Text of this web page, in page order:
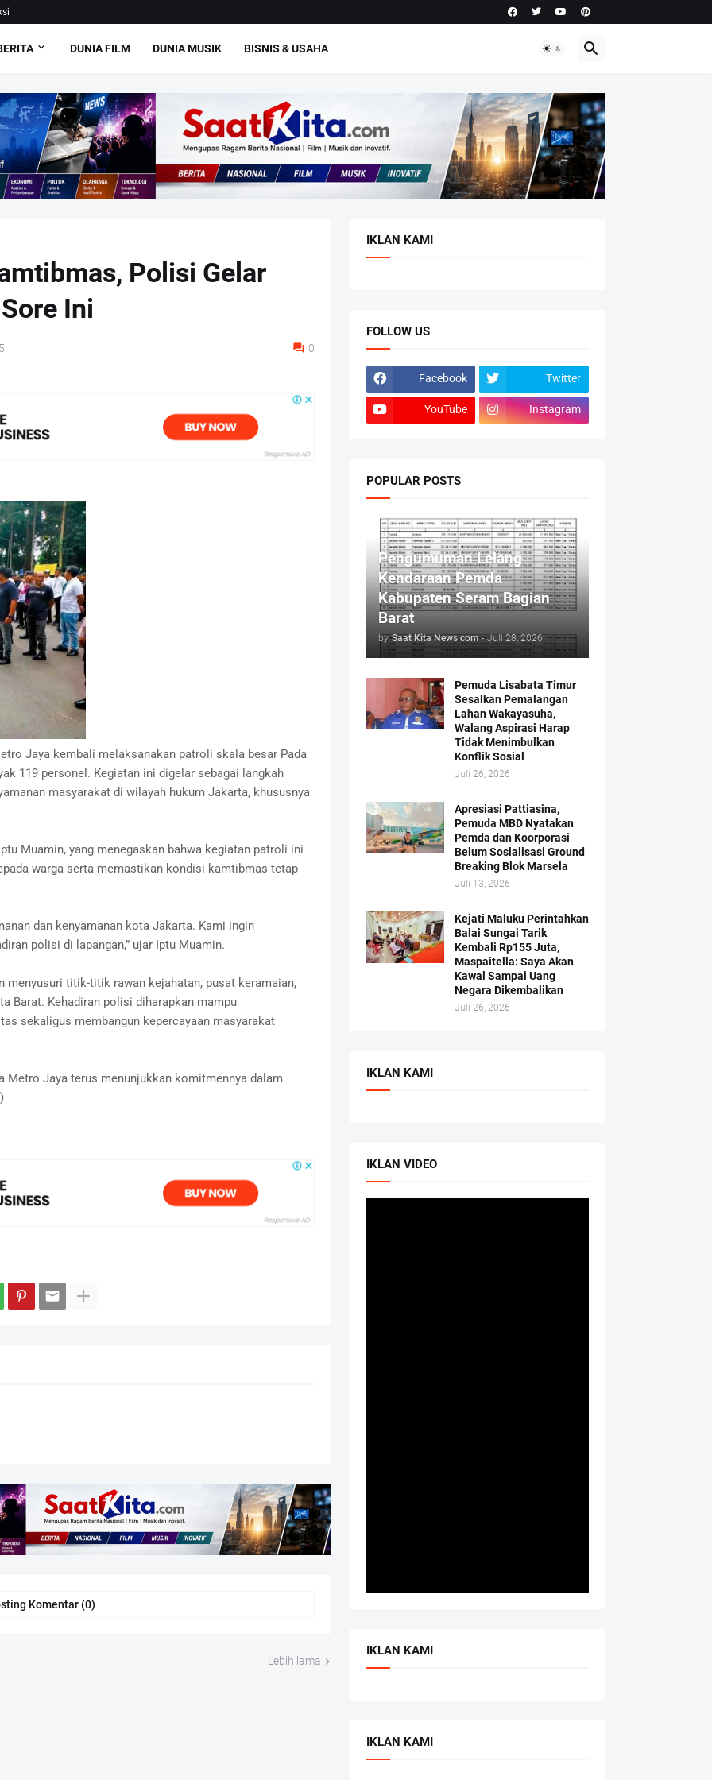
DUNIA FILM DUNIA MUSIK BISNIS & USAHA
Polisi Gelar
Ini
0
Jaya kembali melaksanakan patroli skala besar Pada
119 personel. Kegiatan ini digelar sebagai langkah
masyarakat di wilayah hukum Jakarta, khususnya
Muamin, yang menegaskan bahwa kegiatan patroli ini
warga serta memastikan kondisi kamtibmas tetap
dan kenyamanan kota Jakarta. Kami ingin
polisi di lapangan,” ujar Iptu Muamin.
menyusuri titik-titik rawan kejahatan, pusat keramaian,
Barat. Kehadiran polisi diharapkan mampu
sekaligus membangun kepercayaan masyarakat
Metro Jaya terus menunjukkan komitmennya dalam
)
Komentar (0)
Lebih lama
IKLAN KAMI
FOLLOW US
Facebook Twitter
YouTube Instagram
POPULAR POSTS
Pengumuman Lelang
Kendaraan Pemda
Kabupaten Seram Bagian
Barat
by Saat Kita News com - Juli 28, 2026
Pemuda Lisabata Timur
Sesalkan Pemalangan
Lahan Wakayasuha,
Walang Aspirasi Harap
Tidak Menimbulkan
Konflik Sosial
Juli 26, 2026
Apresiasi Pattiasina,
Pemuda MBD Nyatakan
Pemda dan Koorporasi
Belum Sosialisasi Ground
Breaking Blok Marsela
Juli 13, 2026
Kejati Maluku Perintahkan
Balai Sungai Tarik
Kembali Rp155 Juta,
Maspaitella: Saya Akan
Kawal Sampai Uang
Negara Dikembalikan
Juli 26, 2026
IKLAN KAMI
IKLAN VIDEO
IKLAN KAMI
IKLAN KAMI